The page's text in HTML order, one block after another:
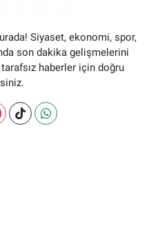
Siyaset, ekonomi, spor,
son dakika gelişmelerini
tarafsız haberler için doğru